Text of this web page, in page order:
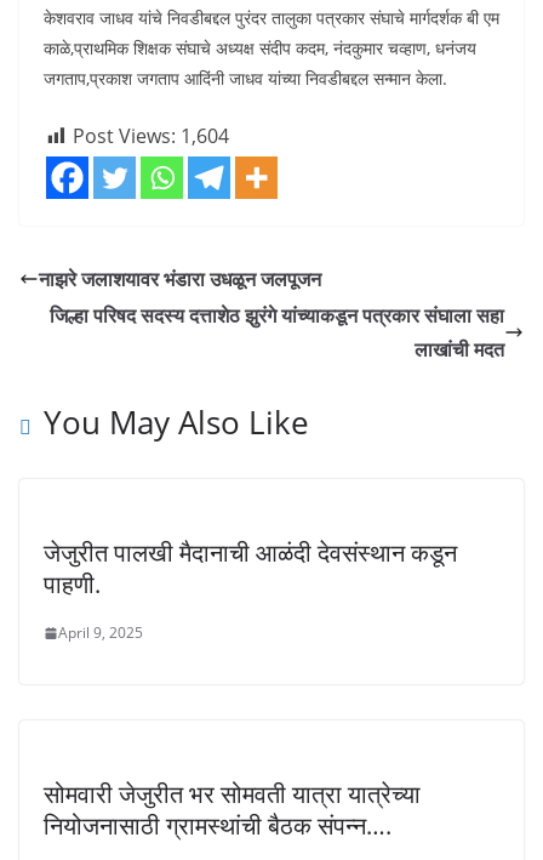
केशवराव जाधव यांचे निवडीबद्दल पुरंदर तालुका पत्रकार संघाचे मार्गदर्शक बी एम
काळे,प्राथमिक शिक्षक संघाचे अध्यक्ष संदीप कदम, नंदकुमार चव्हाण, धनंजय
जगताप,प्रकाश जगताप आदिंनी जाधव यांच्या निवडीबद्दल सन्मान केला.
Post Views: 1,604
नाझरे जलाशयावर भंडारा उधळून जलपूजन
जिल्हा परिषद सदस्य दत्ताशेठ झुरंगे यांच्याकडून पत्रकार संघाला सहा
लाखांची मदत
You May Also Like
जेजुरीत पालखी मैदानाची आळंदी देवसंस्थान कडून
पाहणी.
April 9, 2025
सोमवारी जेजुरीत भर सोमवती यात्रा यात्रेच्या
नियोजनासाठी ग्रामस्थांची बैठक संपन्न….